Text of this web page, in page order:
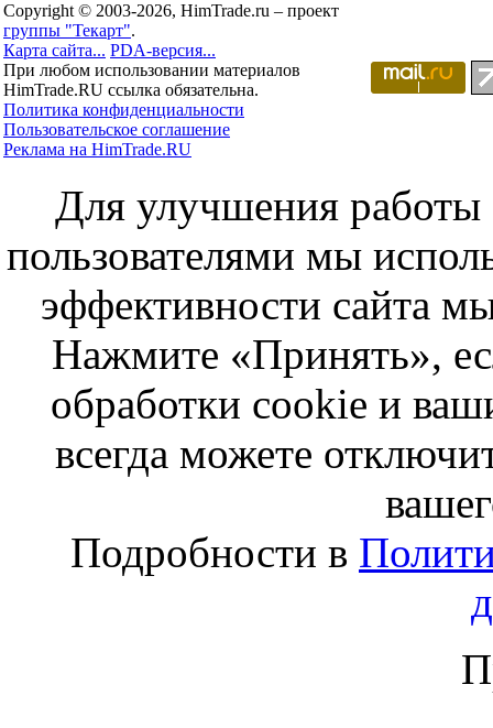
Copyright © 2003-2026, HimTrade.ru – проект
группы "Текарт".
Карта сайта... PDA-версия...
При любом использовании материалов
HimTrade.RU ссылка обязательна.
Политика конфиденциальности
Пользовательское соглашение
Реклама на HimTrade.RU
Для улучшения работы
пользователями мы
эффективности сайта
Нажмите «Принять»,
обработки cookie и
всегда можете
Подробности в